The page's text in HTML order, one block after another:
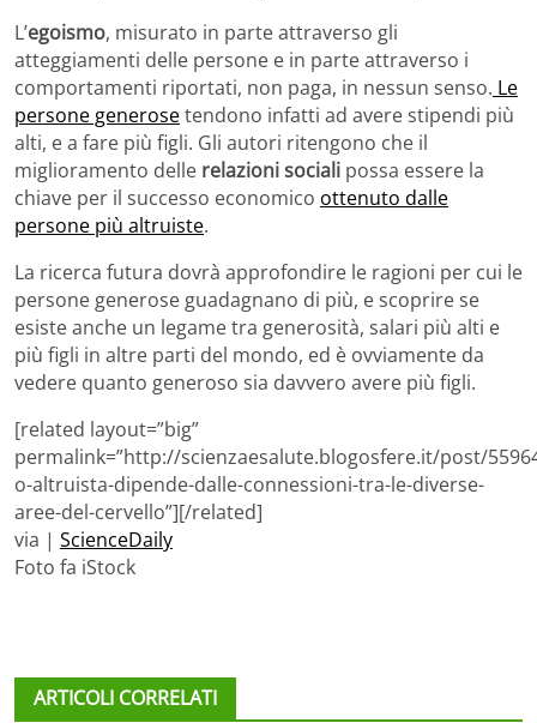
L’egoismo, misurato in parte attraverso gli
atteggiamenti delle persone e in parte attraverso i
comportamenti riportati, non paga, in nessun senso. Le
persone generosetendono infatti ad avere stipendi più
alti, e a fare più figli. Gli autori ritengono che il
miglioramento delle relazioni sociali possa essere la
chiave per il successo economico ottenuto dalle
persone più altruiste.
La ricerca futura dovrà approfondire le ragioni per cui le
persone generose guadagnano di più, e scoprire se
esiste anche un legame tra generosità, salari più alti e
più figli in altre parti del mondo, ed è ovviamente da
vedere quanto generoso sia davvero avere più figli.
[related layout=”big”
permalink=”http://scienzaesalute.blogosfere.it/post/
o-altruista-dipende-dalle-connessioni-tra-le-diverse-
aree-del-cervello”][/related]
via | ScienceDaily
Foto fa iStock
ARTICOLI CORRELATI